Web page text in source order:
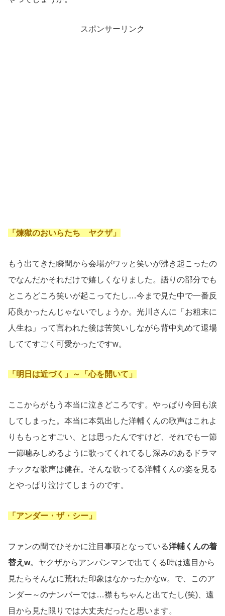
スポンサーリンク
「煉獄のおいらたち ヤクザ」
もう出てきた瞬間から会場がワッと笑いが沸き起こったの
でなんだかそれだけで嬉しくなりました。語りの部分でも
ところどころ笑いが起こってたし…今まで見た中で一番反
応良かったんじゃないでしょうか。光川さんに「お粗末に
人生ね」って言われた後は苦笑いしながら背中丸めて退場
しててすごく可愛かったですw。
「明日は近づく」～「心を開いて」
ここからがもう本当に泣きどころです。やっぱり今回も涙
してしまった。本当に本気出した洋輔くんの歌声はこれよ
りももっとすごい、とは思ったんですけど、それでも一節
一節噛みしめるように歌ってくれてるし深みのあるドラマ
チックな歌声は健在。そんな歌ってる洋輔くんの姿を見る
とやっぱり泣けてしまうのです。
「アンダー・ザ・シー」
ファンの間でひそかに注目事項となっている洋輔くんの着
替えw。ヤクザからアンパンマンで出てくる時は遠目から
見たらそんなに荒れた印象はなかったかなw。で、このア
ンダー～のナンバーでは…襟もちゃんと出てたし(笑)、遠
目から見た限りでは大丈夫だったと思います。